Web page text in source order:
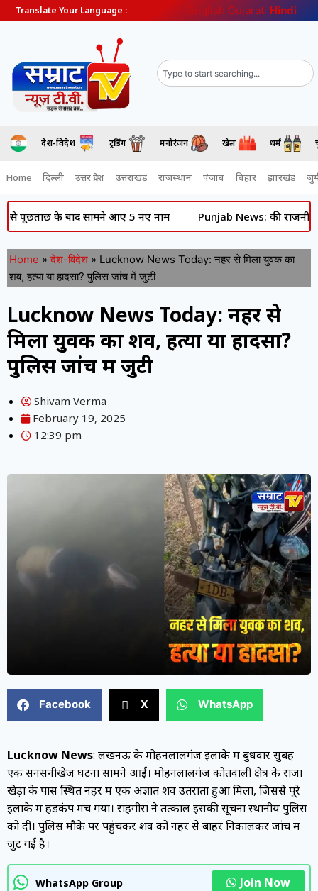
Translate Your Language : English Gujarati Hindi
देश-विदेश ट्रेंडिंग मनोरंजन खेल धर्म
Home दिल्ली उत्तर प्रदेश उत्तराखंड राजस्थान पंजाब बिहार झारखंड
के बाद सामने आए 5 नए नाम Punjab News: की राजनीति में
Home » देश-विदेश » Lucknow News Today: नहर से मिला युवक का
शव, हत्या या हादसा? पुलिस जांच में जुटी
Lucknow News Today: नहर से
मिला युवक का शव, हत्या या हादसा?
पुलिस जांच में जुटी
Shivam Verma
February 19, 2025
12:39 pm
Facebook X WhatsApp
Lucknow News: लखनऊ के मोहनलालगंज इलाके में बुधवार सुबह
एक सनसनीखेज घटना सामने आई। मोहनलालगंज कोतवाली क्षेत्र के राजा
खेड़ा के पास स्थित नहर में एक अज्ञात शव उतराता हुआ मिला, जिससे पूरे
इलाके में हड़कंप मच गया। राहगीरों ने तत्काल इसकी सूचना स्थानीय पुलिस
को दी। पुलिस मौके पर पहुंचकर शव को नहर से बाहर निकालकर जांच में
जुट गई है।
WhatsApp Group Join Now